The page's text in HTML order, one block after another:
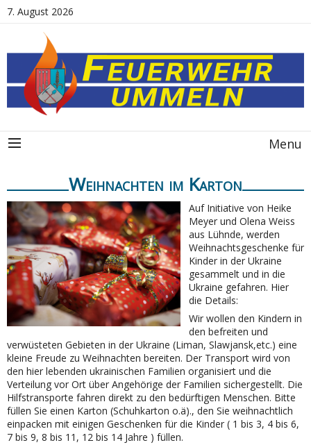
7. August 2026
Menu
Weihnachten im Karton
Auf Initiative von Heike
Meyer und Olena Weiss
aus Lühnde, werden
Weihnachtsgeschenke für
Kinder in der Ukraine
gesammelt und in die
Ukraine gefahren. Hier
die Details:
Wir wollen den Kindern in
den befreiten und
verwüsteten Gebieten in der Ukraine (Liman, Slawjansk,etc.) eine
kleine Freude zu Weihnachten bereiten. Der Transport wird von
den hier lebenden ukrainischen Familien organisiert und die
Verteilung vor Ort über Angehörige der Familien sichergestellt. Die
Hilfstransporte fahren direkt zu den bedürftigen Menschen. Bitte
füllen Sie einen Karton (Schuhkarton o.ä)., den Sie weihnachtlich
einpacken mit einigen Geschenken für die Kinder ( 1 bis 3, 4 bis 6,
7 bis 9, 8 bis 11, 12 bis 14 Jahre ) füllen.